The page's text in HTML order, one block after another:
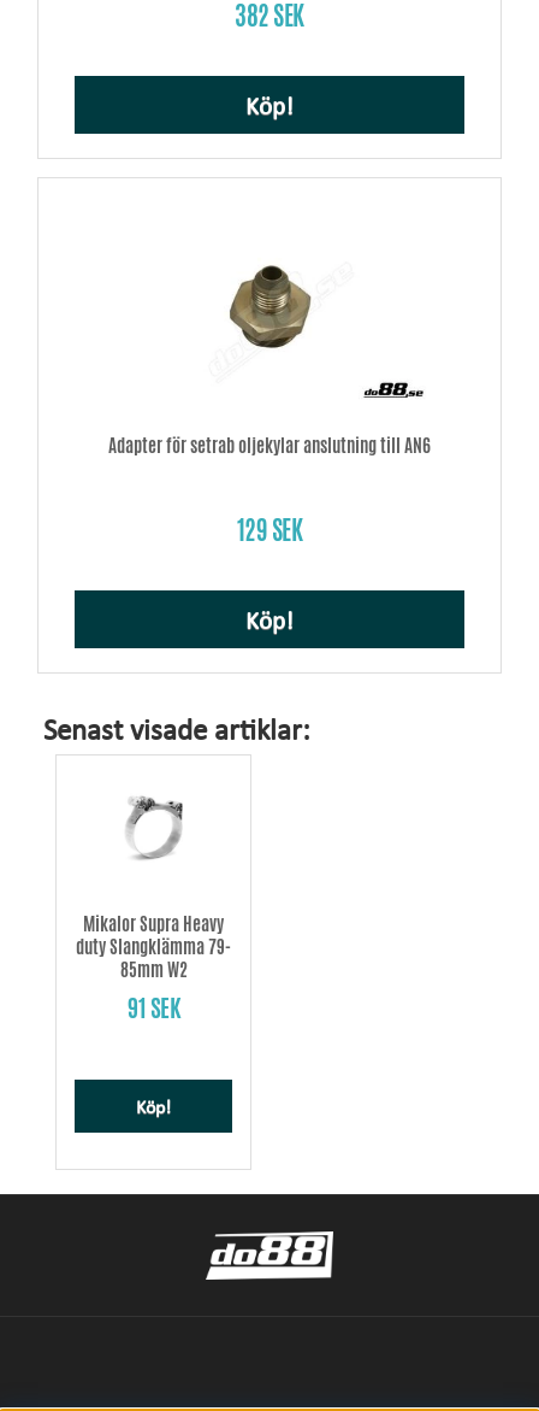
382 SEK
Köp!
Adapter för setrab oljekylar anslutning till AN6
129 SEK
Köp!
Senast visade artiklar:
Mikalor Supra Heavy
duty Slangklämma 79-
85mm W2
91 SEK
Köp!